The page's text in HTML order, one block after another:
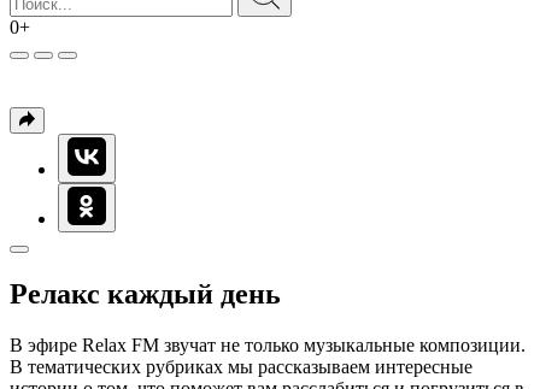
0+
Релакс каждый день
В эфире Relax FM звучат не только музыкальные композиции.
В тематических рубриках мы рассказываем интересные